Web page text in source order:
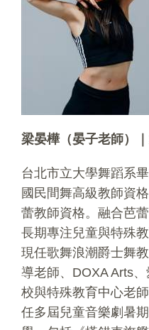
梁晏樺（晏子老師）
台北市立大學舞蹈系
國民間舞高級教師資
蕾教師資格。融合芭
長期專注兒童與特殊教
現任歌舞浪潮爵士舞
導老師、DOXA Arts
校與特殊教育中心老
任多屆兒童音樂劇暑